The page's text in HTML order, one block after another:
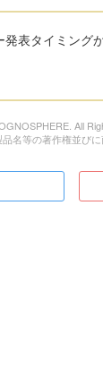
表タイミング
All
名等の著作権並び